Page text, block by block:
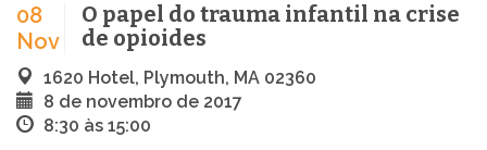
08
Nov
O papel do trauma infantil na crise
de opioides
1620 Hotel, Plymouth, MA 02360
8 de novembro de 2017
8:30 às 15:00